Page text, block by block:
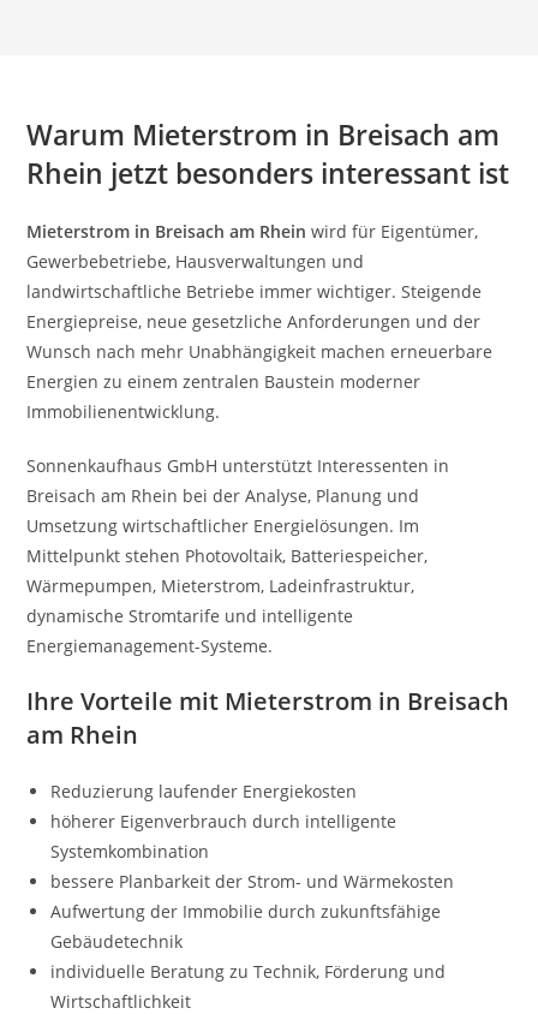
Warum Mieterstrom in Breisach am
Rhein jetzt besonders interessant ist
Mieterstrom in Breisach am Rhein wird für Eigentümer,
Gewerbebetriebe, Hausverwaltungen und
landwirtschaftliche Betriebe immer wichtiger. Steigende
Energiepreise, neue gesetzliche Anforderungen und der
Wunsch nach mehr Unabhängigkeit machen erneuerbare
Energien zu einem zentralen Baustein moderner
Immobilienentwicklung.
Sonnenkaufhaus GmbH unterstützt Interessenten in
Breisach am Rhein bei der Analyse, Planung und
Umsetzung wirtschaftlicher Energielösungen. Im
Mittelpunkt stehen Photovoltaik, Batteriespeicher,
Wärmepumpen, Mieterstrom, Ladeinfrastruktur,
dynamische Stromtarife und intelligente
Energiemanagement-Systeme.
Ihre Vorteile mit Mieterstrom in Breisach
am Rhein
Reduzierung laufender Energiekosten
höherer Eigenverbrauch durch intelligente
Systemkombination
bessere Planbarkeit der Strom- und Wärmekosten
Aufwertung der Immobilie durch zukunftsfähige
Gebäudetechnik
individuelle Beratung zu Technik, Förderung und
Wirtschaftlichkeit